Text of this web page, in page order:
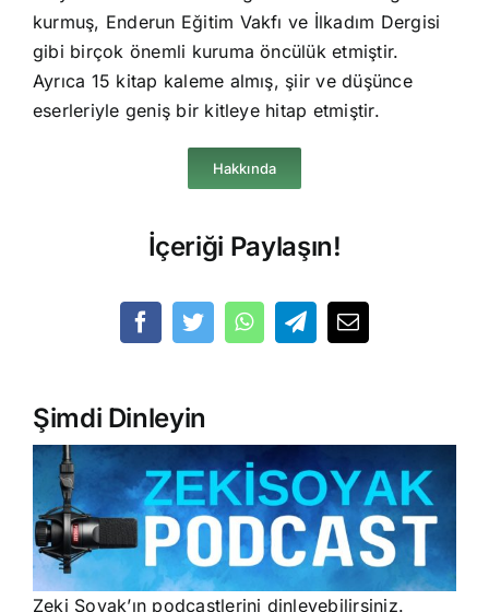
kurmuş, Enderun Eğitim Vakfı ve İlkadım Dergisi
gibi birçok önemli kuruma öncülük etmiştir.
Ayrıca 15 kitap kaleme almış, şiir ve düşünce
eserleriyle geniş bir kitleye hitap etmiştir.
Hakkında
İçeriği Paylaşın!
Şimdi Dinleyin
Zeki Soyak’ın podcastlerini dinleyebilirsiniz.